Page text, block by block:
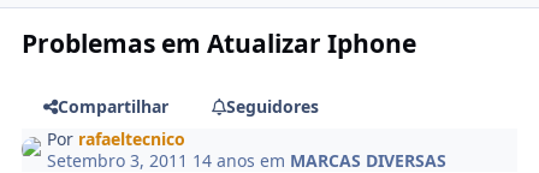
Problemas em Atualizar Iphone
Compartilhar
Seguidores
Por rafaeltecnico
Setembro 3, 2011 14 anos em MARCAS DIVERSAS